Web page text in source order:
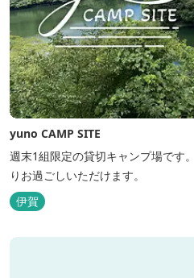
yuno CAMP SITE
週末1組限定の貸切キャンプ場です
りお過ごしいただけます。
伊賀